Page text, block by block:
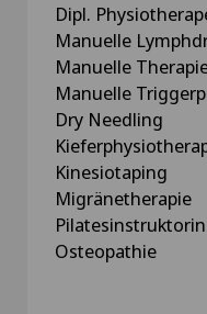
Dipl.
Manuelle
Manuelle
Manuelle
Dry Needling
Kinesiotaping
Migränetherapie
Pilatesinstruktorin
Osteopathie